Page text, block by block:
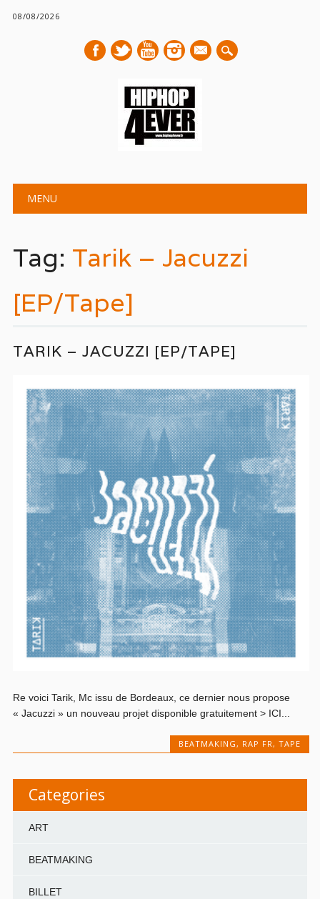
08/08/2026
mail
Main menu
MENU
Tag: Tarik – Jacuzzi
[EP/Tape]
TARIK – JACUZZI [EP/TAPE]
Re voici Tarik, Mc issu de Bordeaux, ce dernier nous propose
« Jacuzzi » un nouveau projet disponible gratuitement > ICI...
BEATMAKING, RAP FR, TAPE
Categories
ART
BEATMAKING
BILLET